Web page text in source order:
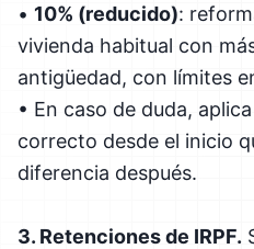
• 10% (reducido):
vivienda habitual con
antigüedad, con límites
• En caso de duda,
correcto desde el inicio
diferencia después.
3. Retenciones de IRPF.